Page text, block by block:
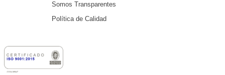
Somos Transparentes
Política de Calidad